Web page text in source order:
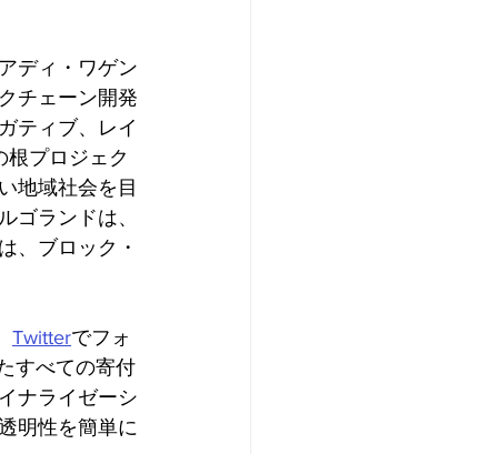
ディ・ワゲン
チェーン開発
ティブ、レイ
根プロジェク
地域社会を目
ゴランドは、
、ブロック・
Twitterでフォ
すべての寄付
ナライゼーシ
明性を簡単に